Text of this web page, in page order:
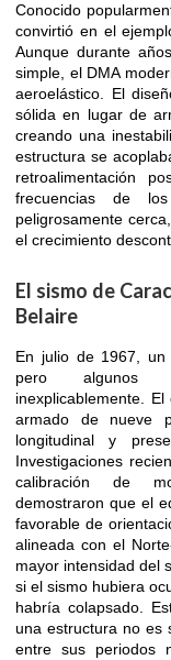
Conocido
convirtió en el
Aunque durante
simple, el DMA
aeroelástico. El
sólida en lugar de
creando una
estructura se
retroalimentación
frecuencias de
peligrosamente
el crecimiento
El sismo de
Belaire
En julio de 1967, un
pero algunos
inexplicablemente.
armado de nueve
longitudinal y
Investigaciones
calibración de
demostraron que el
favorable de
alineada con el
mayor intensidad del
si el sismo hubiera
habría colapsado.
una estructura no es
entre sus periodos